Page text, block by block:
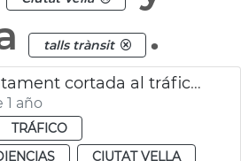
talls trànsit .
Plaza de l'Ajuntament cortada al tráfico por Navidad
año
TRÁFICO
CIUTAT VELLA